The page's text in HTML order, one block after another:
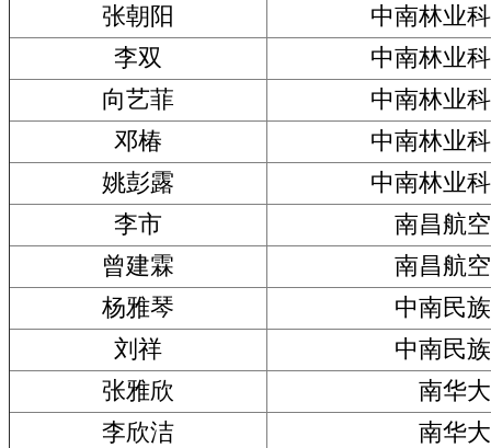
张朝阳
中南林业
李双
中南林业
向艺菲
中南林业
邓椿
中南林业
姚彭露
中南林业
李市
南昌航
曾建霖
南昌航
杨雅琴
中南民
刘祥
中南民
张雅欣
南华
李欣洁
南华